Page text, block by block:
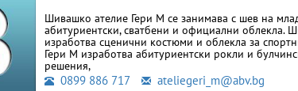
Шивашко ателие Гери М се занимава с шев на
абитуриентски, сватбени и официални облекла.
изработва сценични костюми и облекла за
Гери М изработва абитуриентски рокли и
решения,
0899 886 717 ateliegeri_m@abv.bg